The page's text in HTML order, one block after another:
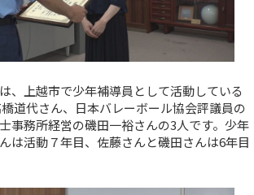
、上越市で少年補導員として活動している
道代さん、日本バレーボール協会評議員の
事務所経営の磯田一裕さんの3人です。少年
は活動７年目、佐藤さんと磯田さんは6年目